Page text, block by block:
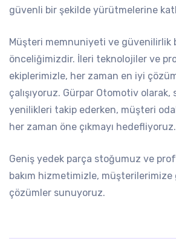
güvenli bir şekilde yürütmelerine
Müşteri memnuniyeti ve güvenilirlik
önceliğimizdir. İleri teknolojiler ve
ekiplerimizle, her zaman en iyi
çalışıyoruz. Gürpar Otomotiv olarak,
yenilikleri takip ederken, müşteri
her zaman öne çıkmayı hedefliyoruz.
Geniş yedek parça stoğumuz ve
bakım hizmetimizle, müşterilerimize
çözümler sunuyoruz.